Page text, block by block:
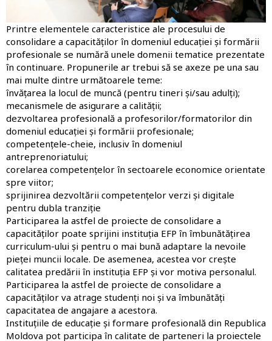
Printre elementele caracteristice ale procesului de
consolidare a capacităților în domeniul educației și formării
profesionale se numără unele domenii tematice prezentate
în continuare. Propunerile ar trebui să se axeze pe una sau
mai multe dintre următoarele teme:
învățarea la locul de muncă (pentru tineri și/sau adulți);
mecanismele de asigurare a calității;
dezvoltarea profesională a profesorilor/formatorilor din
domeniul educației și formării profesionale;
competențele-cheie, inclusiv în domeniul
antreprenoriatului;
corelarea competențelor în sectoarele economice orientate
spre viitor;
sprijinirea dezvoltării competențelor verzi și digitale
pentru dubla tranziție
Participarea la astfel de proiecte de consolidare a
capacităților poate sprijini instituția EFP în îmbunătățirea
curriculum-ului și pentru o mai bună adaptare la nevoile
pieței muncii locale. De asemenea, acestea vor crește
calitatea predării în instituția EFP și vor motiva personalul.
Participarea la astfel de proiecte de consolidare a
capacităților va atrage studenți noi și va îmbunătăți
capacitatea de angajare a acestora.
Instituțiile de educație și formare profesională din Republica
Moldova pot participa în calitate de parteneri la proiectele